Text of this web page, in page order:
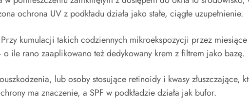
ochrona UV z podkładu działa jako stałe, ciągłe uzupełnienie.
kumulacji takich codziennych mikroekspozycji przez miesiące
ile rano zaaplikowano też dedykowany krem z filtrem jako bazę.
lub osoby stosujące retinoidy i kwasy złuszczające,
ma znaczenie, a SPF w podkładzie działa jak bufor.